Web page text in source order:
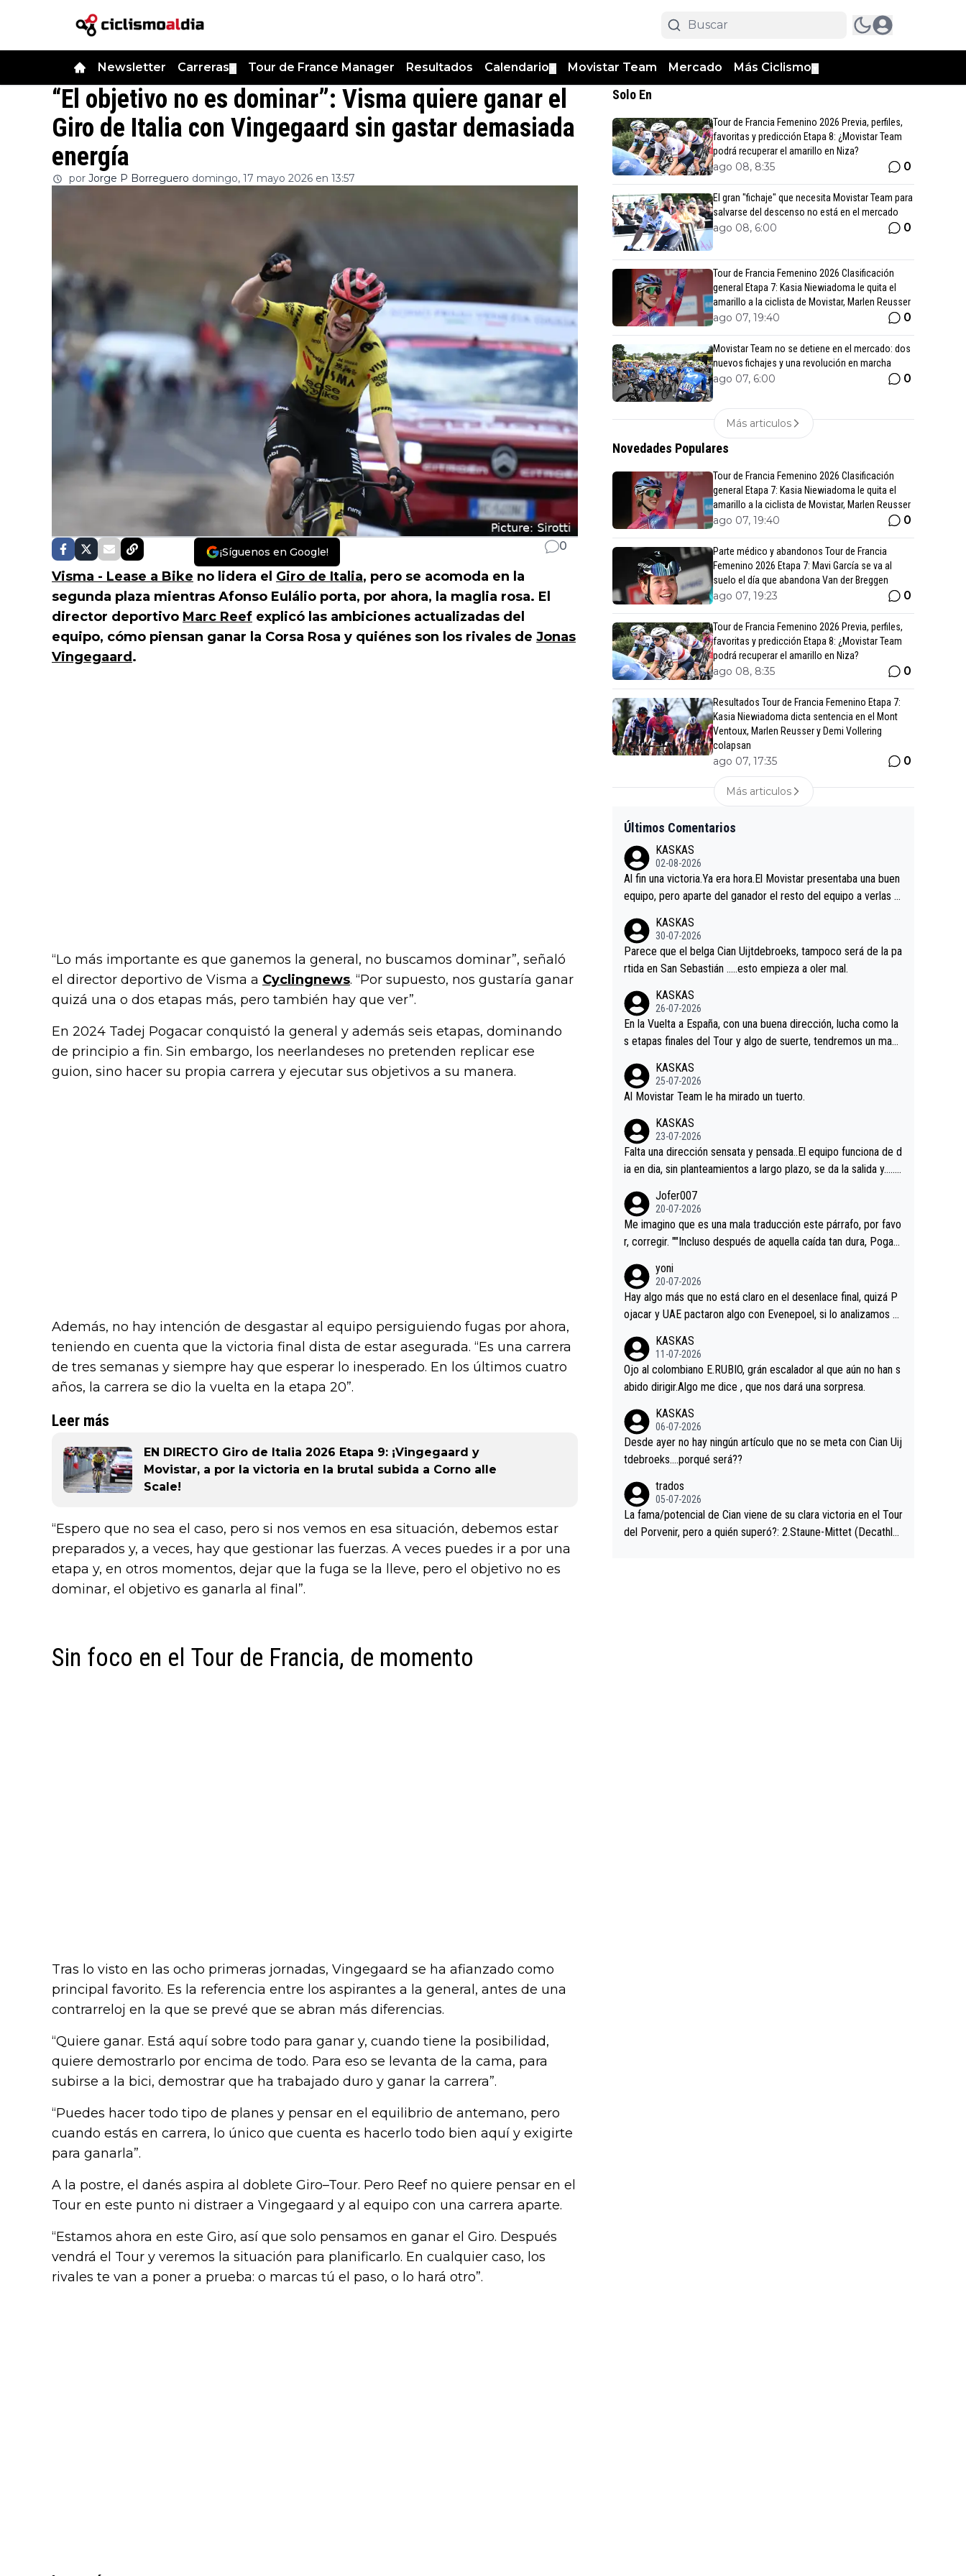
Newsletter Carreras Tour de France Manager Resultados Calendario Movistar Team Mercado Más Ciclismo
“El objetivo no es dominar”: Visma quiere ganar el
Giro de Italia con Vingegaard sin gastar demasiada
energía
por Jorge P Borreguero domingo, 17 mayo 2026 en 13:57
¡Síguenos en Google! 0
Visma - Lease a Bike no lidera el Giro de Italia, pero se acomoda en la
segunda plaza mientras Afonso Eulálio porta, por ahora, la maglia rosa. El
director deportivo Marc Reef explicó las ambiciones actualizadas del
equipo, cómo piensan ganar la Corsa Rosa y quiénes son los rivales de Jonas
Vingegaard .
“Lo más importante es que ganemos la general, no buscamos dominar”, señaló
el director deportivo de Visma a Cyclingnews. “Por supuesto, nos gustaría ganar
quizá una o dos etapas más, pero también hay que ver”.
En 2024 Tadej Pogacar conquistó la general y además seis etapas, dominando
de principio a fin. Sin embargo, los neerlandeses no pretenden replicar ese
guion, sino hacer su propia carrera y ejecutar sus objetivos a su manera.
Además, no hay intención de desgastar al equipo persiguiendo fugas por ahora,
teniendo en cuenta que la victoria final dista de estar asegurada. “Es una carrera
de tres semanas y siempre hay que esperar lo inesperado. En los últimos cuatro
años, la carrera se dio la vuelta en la etapa 20”.
Leer más
EN DIRECTO Giro de Italia 2026 Etapa 9: ¡Vingegaard y
Movistar, a por la victoria en la brutal subida a Corno alle
Scale!
“Espero que no sea el caso, pero si nos vemos en esa situación, debemos estar
preparados y, a veces, hay que gestionar las fuerzas. A veces puedes ir a por una
etapa y, en otros momentos, dejar que la fuga se la lleve, pero el objetivo no es
dominar, el objetivo es ganarla al final”.
Sin foco en el Tour de Francia, de momento
Tras lo visto en las ocho primeras jornadas, Vingegaard se ha afianzado como
principal favorito. Es la referencia entre los aspirantes a la general, antes de una
contrarreloj en la que se prevé que se abran más diferencias.
“Quiere ganar. Está aquí sobre todo para ganar y, cuando tiene la posibilidad,
quiere demostrarlo por encima de todo. Para eso se levanta de la cama, para
subirse a la bici, demostrar que ha trabajado duro y ganar la carrera”.
“Puedes hacer todo tipo de planes y pensar en el equilibrio de antemano, pero
cuando estás en carrera, lo único que cuenta es hacerlo todo bien aquí y exigirte
para ganarla”.
A la postre, el danés aspira al doblete Giro–Tour. Pero Reef no quiere pensar en el
Tour en este punto ni distraer a Vingegaard y al equipo con una carrera aparte.
“Estamos ahora en este Giro, así que solo pensamos en ganar el Giro. Después
vendrá el Tour y veremos la situación para planificarlo. En cualquier caso, los
rivales te van a poner a prueba: o marcas tú el paso, o lo hará otro”.
Solo En
Tour de Francia Femenino 2026 Previa, perfiles,
favoritas y predicción Etapa 8: ¿Movistar Team
podrá recuperar el amarillo en Niza?
ago 08, 8:35 0
El gran "fichaje" que necesita Movistar Team para
salvarse del descenso no está en el mercado
ago 08, 6:00 0
Tour de Francia Femenino 2026 Clasificación
general Etapa 7: Kasia Niewiadoma le quita el
amarillo a la ciclista de Movistar, Marlen Reusser
ago 07, 19:40 0
Movistar Team no se detiene en el mercado: dos
nuevos fichajes y una revolución en marcha
ago 07, 6:00 0
Más articulos
Novedades Populares
Tour de Francia Femenino 2026 Clasificación
general Etapa 7: Kasia Niewiadoma le quita el
amarillo a la ciclista de Movistar, Marlen Reusser
ago 07, 19:40 0
Parte médico y abandonos Tour de Francia
Femenino 2026 Etapa 7: Mavi García se va al
suelo el día que abandona Van der Breggen
ago 07, 19:23 0
Tour de Francia Femenino 2026 Previa, perfiles,
favoritas y predicción Etapa 8: ¿Movistar Team
podrá recuperar el amarillo en Niza?
ago 08, 8:35 0
Resultados Tour de Francia Femenino Etapa 7:
Kasia Niewiadoma dicta sentencia en el Mont
Ventoux, Marlen Reusser y Demi Vollering
colapsan
ago 07, 17:35 0
Más articulos
Últimos Comentarios
KASKAS
02-08-2026
Al fin una victoria.Ya era hora.El Movistar presentaba una buen
equipo, pero aparte del ganador el resto del equipo a verlas v
es.La única buena noticia es la mejoría de Enric Más en San S
ebastian.Si en la Vuelta a Burgos sigue la mejoría, podríamos t
ener alguna sorpresa en la Vuelta.Ojalá.
KASKAS
30-07-2026
Parece que el belga Cian Uijtdebroeks, tampoco será de la pa
rtida en San Sebastián …..esto empieza a oler mal.
KASKAS
26-07-2026
En la Vuelta a España, con una buena dirección, lucha como la
s etapas finales del Tour y algo de suerte, tendremos un magn
KASKAS
25-07-2026
Al Movistar Team le ha mirado un tuerto.
KASKAS
23-07-2026
Falta una dirección sensata y pensada..El equipo funciona de d
ia en dia, sin planteamientos a largo plazo, se da la salida y…..v
a, Minguez, Velez etc etc.Me da pena vivir estos momentos t
an tristes sin victorias.
Jofer007
20-07-2026
Me imagino que es una mala traducción este párrafo, por favo
r, corregir. ""Incluso después de aquella caída tan dura, Pogac
rd permaneció pegado a su rueda. Parecía increíble la forma
en la que era capaz de controlar el miedo", recordó."
yoni
20-07-2026
Hay algo más que no está claro en el desenlace final, quizá P
ojacar y UAE pactaron algo con Evenepoel, si lo analizamos P
casi sin pedalear, luego está el saludo con Evenepoel dándose
la mano de una manera muy fraternal, más allá de los típicos t
oques en el hombro con que saludaba a Vingegard. Ahí hubo u
o aprieta, a ver si por querer poner a Del Toro con calzador e
n posición de podio UAE y Pojacar se van complicar el tour.
KASKAS
11-07-2026
Ojo al colombiano E.RUBIO, grán escalador al que aún no han s
abido dirigir.Algo me dice , que nos dará una sorpresa.
KASKAS
06-07-2026
Desde ayer no hay ningún artículo que no se meta con Cian Uij
tdebroeks….porqué será??
trados
05-07-2026
La fama/potencial de Cian viene de su clara victoria en el Tour
del Porvenir, pero a quién superó?: 2.Staune-Mittet (Decathlo